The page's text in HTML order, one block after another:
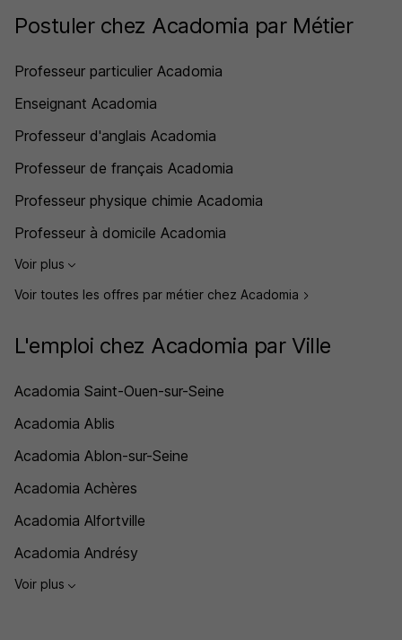
Postuler chez Acadomia par Métier
Professeur particulier Acadomia
Enseignant Acadomia
Professeur d'anglais Acadomia
Professeur de français Acadomia
Professeur physique chimie Acadomia
Professeur à domicile Acadomia
Voir plus
Voir toutes les offres par métier chez Acadomia
L'emploi chez Acadomia par Ville
Acadomia Saint-Ouen-sur-Seine
Acadomia Ablis
Acadomia Ablon-sur-Seine
Acadomia Achères
Acadomia Alfortville
Acadomia Andrésy
Voir plus